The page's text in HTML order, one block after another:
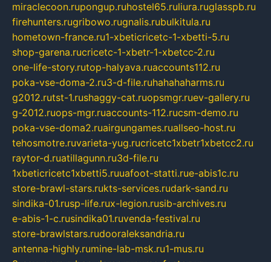
miraclecoon.rupongup.ruhostel65.ruliura.ruglasspb.ru
firehunters.rugribowo.rugnalis.rubulkitula.ru
hometown-france.ru1-xbeticricetc-1-xbetti-5.ru
shop-garena.rucricetc-1-xbetr-1-xbetcc-2.ru
one-life-story.rutop-halyava.ruaccounts112.ru
poka-vse-doma-2.ru3-d-file.ruhahahaharms.ru
g2012.rutst-1.rushaggy-cat.ruopsmgr.ruev-gallery.ru
g-2012.ruops-mgr.ruaccounts-112.rucsm-demo.ru
poka-vse-doma2.ruairgungames.ruallseo-host.ru
tehosmotre.ruvarieta-yug.rucricetc1xbetr1xbetcc2.ru
raytor-d.ruatillagunn.ru3d-file.ru
1xbeticricetc1xbetti5.ruuafoot-statti.rue-abis1c.ru
store-brawl-stars.rukts-services.rudark-sand.ru
sindika-01.rusp-life.rux-legion.rusib-archives.ru
e-abis-1-c.rusindika01.ruvenda-festival.ru
store-brawlstars.rudooraleksandria.ru
antenna-highly.rumine-lab-msk.ru1-mus.ru